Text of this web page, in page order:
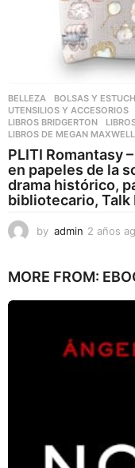
BELLEZA ,BOLSAS Y
UTENSILIOS Y ACCESORIOS
LIBROS BRIDGERTON
,
LIBROS DE MEGAN MAXWELL
PLITI Romantasy
en papeles de la
drama histórico,
bibliotecario, Talk
by admin 2 años
MORE FROM: